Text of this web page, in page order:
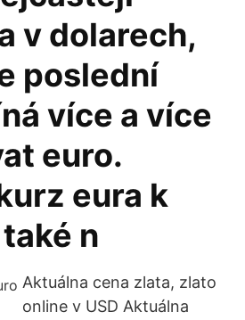
v dolarech,
poslední
více a více
euro.
eura k
n
Aktuálna cena zlata, zlato
online v USD Aktuálna